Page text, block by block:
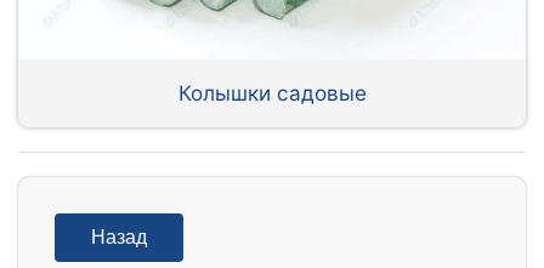
Колышки садовые
Назад